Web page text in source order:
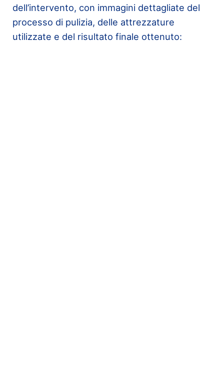
dell’intervento, con immagini dettagliate del
processo di pulizia, delle attrezzature
utilizzate e del risultato finale ottenuto: